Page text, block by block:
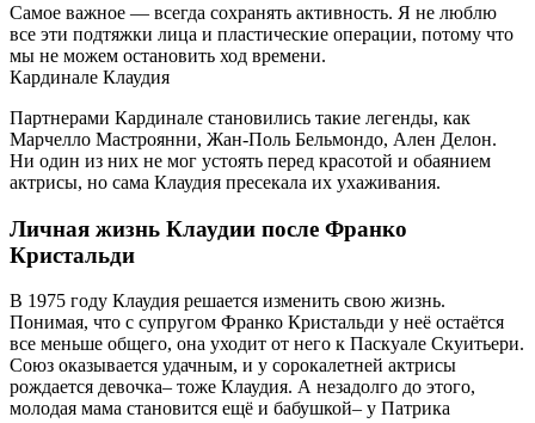
Самое важное — всегда сохранять активность. Я не люблю
все эти подтяжки лица и пластические операции, потому что
мы не можем остановить ход времени.
Кардинале Клаудия
Партнерами Кардинале становились такие легенды, как
Марчелло Мастроянни, Жан-Поль Бельмондо, Ален Делон.
Ни один из них не мог устоять перед красотой и обаянием
актрисы, но сама Клаудия пресекала их ухаживания.
Личная жизнь Клаудии после Франко
Кристальди
В 1975 году Клаудия решается изменить свою жизнь.
Понимая, что с супругом Франко Кристальди у неё остаётся
все меньше общего, она уходит от него к Паскуале Скуитьери.
Союз оказывается удачным, и у сорокалетней актрисы
рождается девочка– тоже Клаудия. А незадолго до этого,
молодая мама становится ещё и бабушкой– у Патрика